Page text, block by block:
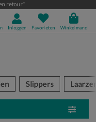
retour*
Inloggen Favorieten Winkelmand
Slippers